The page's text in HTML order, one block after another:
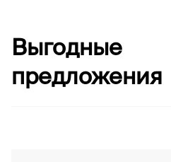
Выгодные
предложения